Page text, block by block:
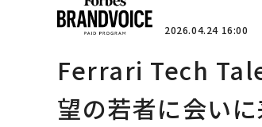
2026.04.24 16:00
Ferrari Tech
望の若者に会いに